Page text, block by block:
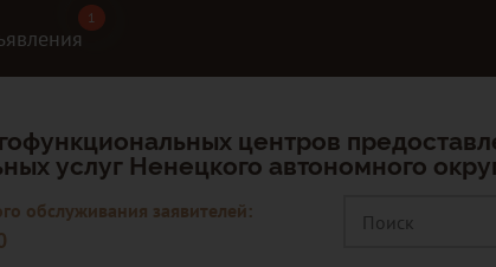
1
1
центров
услуг Ненецкого автономного
обслуживания заявителей: